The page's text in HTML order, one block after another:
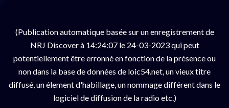
(Publication automatique basée sur un enregistrement de
NRJ Discover à 14:24:07 le 24-03-2023 qui peut
potentiellement être erronné en fonction de la présence ou
non dans la base de données de loic54.net, un vieux titre
diffusé, un élement d'habillage, un nommage différent dans le
logiciel de diffusion de la radio etc.)